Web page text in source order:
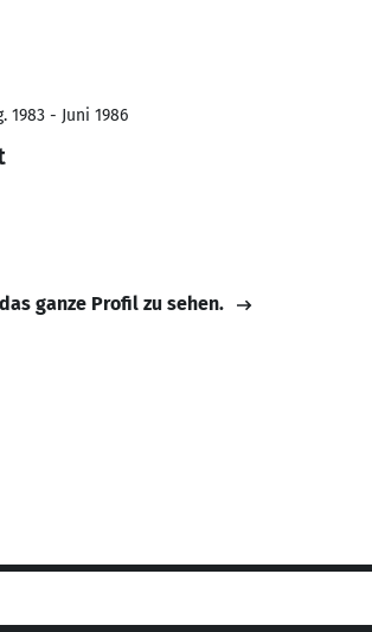
1983 - Juni 1986
ganze Profil zu sehen.